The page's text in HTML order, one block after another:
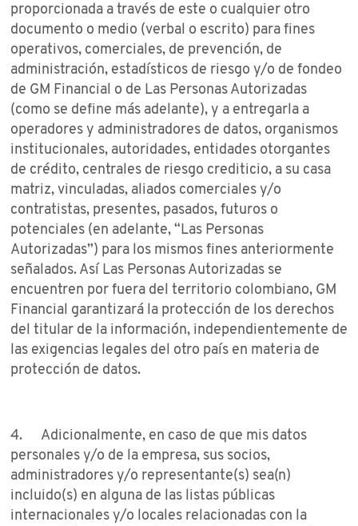
proporcionada a través de este o cualquier otro
documento o medio (verbal o escrito) para fines
operativos, comerciales, de prevención, de
administración, estadísticos de riesgo y/o de fondeo
de GM Financial o de Las Personas Autorizadas
(como se define más adelante), y a entregarla a
operadores y administradores de datos, organismos
institucionales, autoridades, entidades otorgantes
de crédito, centrales de riesgo crediticio, a su casa
matriz, vinculadas, aliados comerciales y/o
contratistas, presentes, pasados, futuros o
potenciales (en adelante, “Las Personas
Autorizadas”) para los mismos fines anteriormente
señalados. Así Las Personas Autorizadas se
encuentren por fuera del territorio colombiano, GM
Financial garantizará la protección de los derechos
del titular de la información, independientemente de
las exigencias legales del otro país en materia de
protección de datos.
4. Adicionalmente, en caso de que mis datos
personales y/o de la empresa, sus socios,
administradores y/o representante(s) sea(n)
incluido(s) en alguna de las listas públicas
internacionales y/o locales relacionadas con la